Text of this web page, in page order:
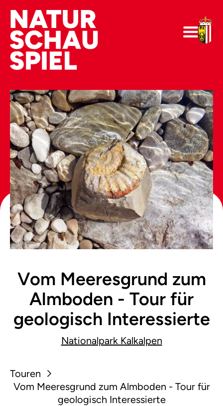
Vom Meeresgrund zum
Almboden - Tour für
geologisch Interessierte
Nationalpark Kalkalpen
Touren
Vom Meeresgrund zum Almboden - Tour für
geologisch Interessierte